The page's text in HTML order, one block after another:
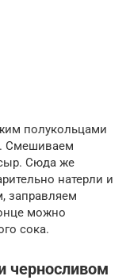
полукольцами
Смешиваем
Сюда же
натерли и
заправляем
можно
сока.
черносливом